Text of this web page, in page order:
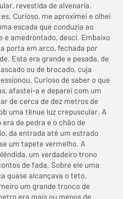
revestida de alvenaria.
Curioso, me aproximei e olhei
escada que conduzia ao
e amedrontado, desci. Embaixo
porta em arco, fechada por
Esta era grande e pesada, de
ou de brocado, cuja
Curioso de saber o que
afastei-a e deparei com um
de cerca de dez metros de
uma tênue luz crepuscular. A
de pedra e o chão de
da entrada até um estrado
um tapete vermelho. A
um verdadeiro trono
de fada. Sobre ele uma
quase alcançava o teto.
um grande tronco de
era mais ou menos de